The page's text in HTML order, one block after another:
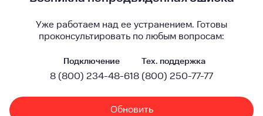
Уже работаем над ее устранением. Готовы
проконсультировать по любым вопросам:
Подключение
8 (800) 234-48-61
Тех. поддержка
8 (800) 250-77-77
Обновить